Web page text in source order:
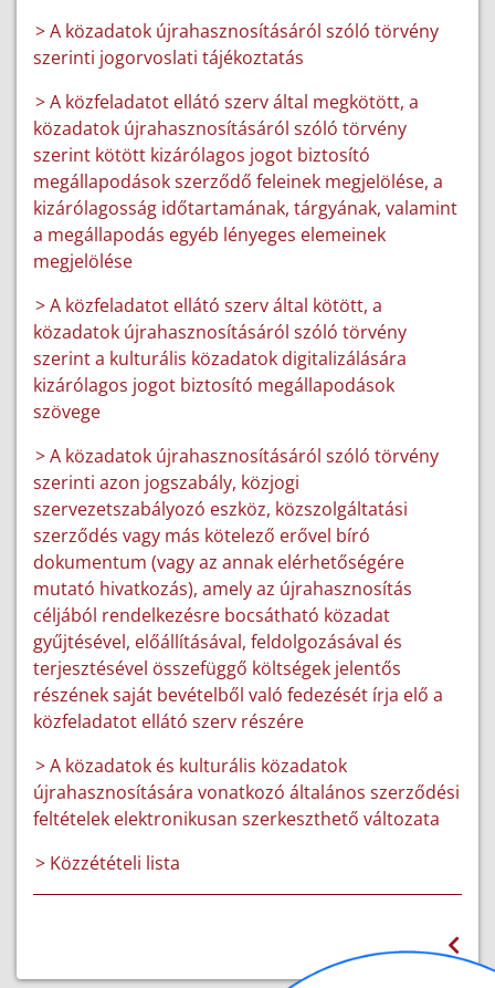
> A közadatok újrahasznosításáról szóló törvény
szerinti jogorvoslati tájékoztatás
> A közfeladatot ellátó szerv által megkötött, a
közadatok újrahasznosításáról szóló törvény
szerint kötött kizárólagos jogot biztosító
megállapodások szerződő feleinek megjelölése, a
kizárólagosság időtartamának, tárgyának, valamint
a megállapodás egyéb lényeges elemeinek
megjelölése
> A közfeladatot ellátó szerv által kötött, a
közadatok újrahasznosításáról szóló törvény
szerint a kulturális közadatok digitalizálására
kizárólagos jogot biztosító megállapodások
szövege
> A közadatok újrahasznosításáról szóló törvény
szerinti azon jogszabály, közjogi
szervezetszabályozó eszköz, közszolgáltatási
szerződés vagy más kötelező erővel bíró
dokumentum (vagy az annak elérhetőségére
mutató hivatkozás), amely az újrahasznosítás
céljából rendelkezésre bocsátható közadat
gyűjtésével, előállításával, feldolgozásával és
terjesztésével összefüggő költségek jelentős
részének saját bevételből való fedezését írja elő a
közfeladatot ellátó szerv részére
> A közadatok és kulturális közadatok
újrahasznosítására vonatkozó általános szerződési
feltételek elektronikusan szerkeszthető változata
> Közzétételi lista